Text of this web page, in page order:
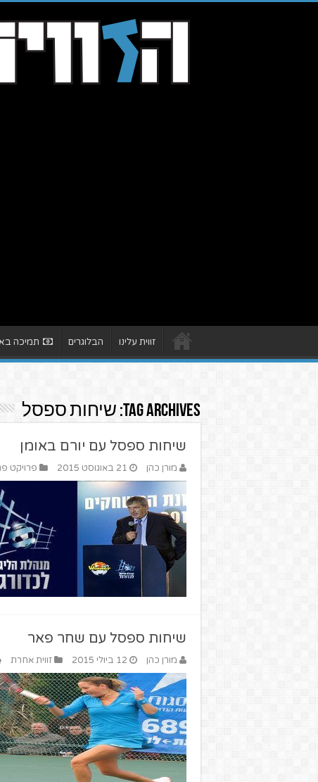
זווית עלינו הבלוגרים תמיכה
Tag Archives: שיחות ספסל
שיחות ספסל עם יורם באומן
מורן כהן 21 באוגוסט 2015 פרויקט
שיחות ספסל עם שחר פאר
מורן כהן 12 ביולי 2015 זווית אחרת